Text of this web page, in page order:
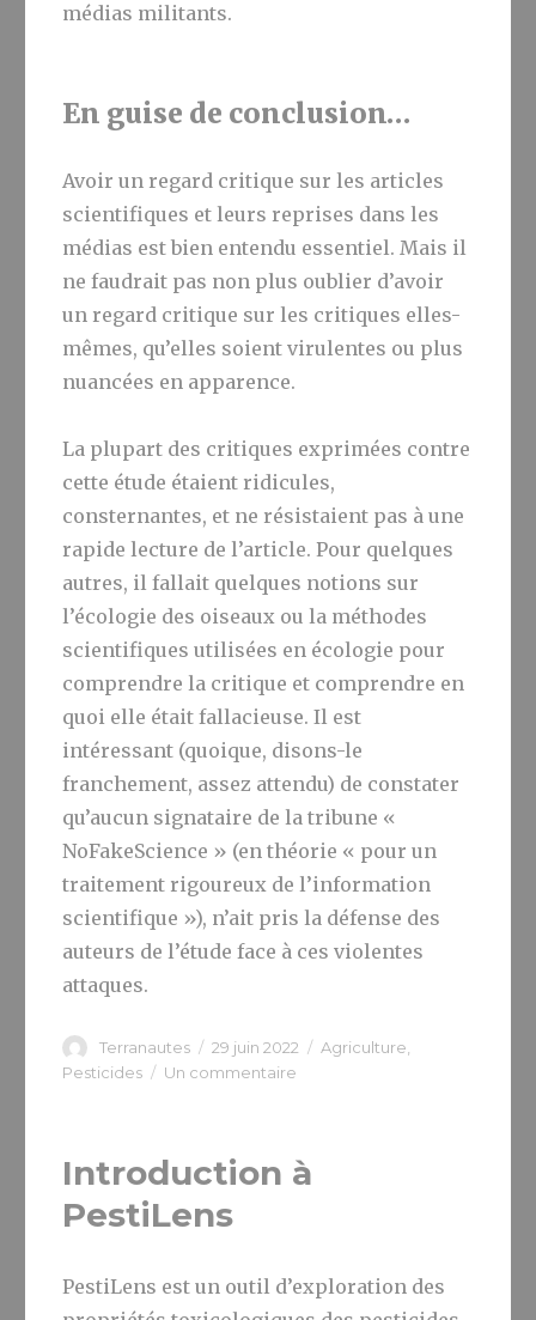
médias militants.
En guise de conclusion…
Avoir un regard critique sur les articles
scientifiques et leurs reprises dans les
médias est bien entendu essentiel. Mais il
ne faudrait pas non plus oublier d’avoir
un regard critique sur les critiques elles-
mêmes, qu’elles soient virulentes ou plus
nuancées en apparence.
La plupart des critiques exprimées contre
cette étude étaient ridicules,
consternantes, et ne résistaient pas à une
rapide lecture de l’article. Pour quelques
autres, il fallait quelques notions sur
l’écologie des oiseaux ou la méthodes
scientifiques utilisées en écologie pour
comprendre la critique et comprendre en
quoi elle était fallacieuse. Il est
intéressant (quoique, disons-le
franchement, assez attendu) de constater
qu’aucun signataire de la tribune «
NoFakeScience » (en théorie « pour un
traitement rigoureux de l’information
scientifique »), n’ait pris la défense des
auteurs de l’étude face à ces violentes
attaques.
Auteur
Terranautes
Publié
le
29 juin 2022 Catégories
Agriculture
Pesticides
Un commentaire
champs
vifs
Introduction à
PestiLens
PestiLens est un outil d’exploration des